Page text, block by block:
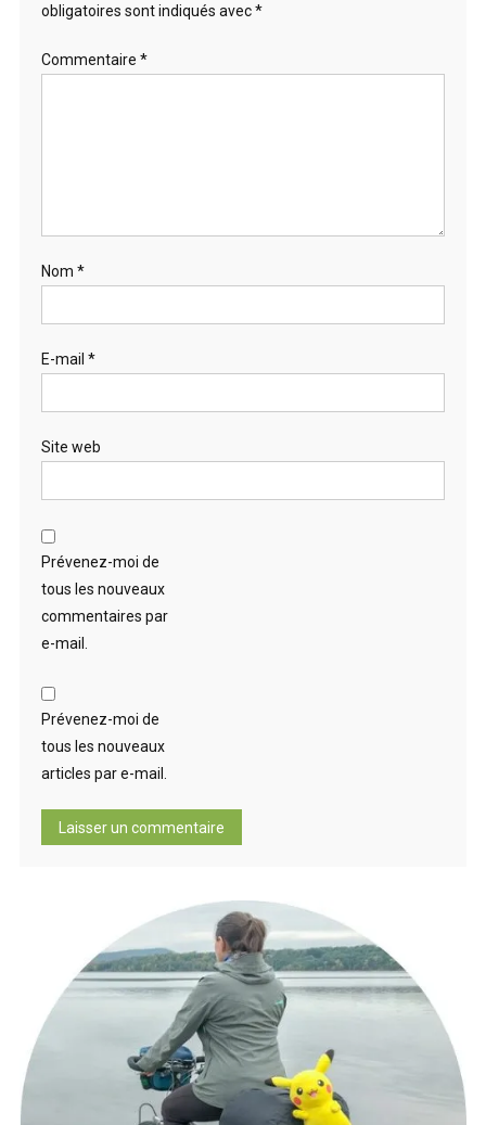
obligatoires sont indiqués avec*
Commentaire *
Nom *
E-mail *
Site web
Prévenez-moi de
tous les nouveaux
commentaires par
e-mail.
Prévenez-moi de
tous les nouveaux
articles par e-mail.